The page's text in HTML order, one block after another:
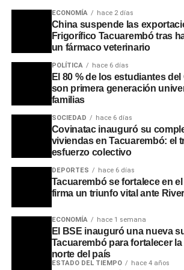
Asimismo, se recordaron las
en pleno apogeo de sus bailes
pausaba la música para brindar
ECONOMÍA hace 2 días
China suspende las
Frigorífico Tacuarembó tras
un fármaco veterinario
POLÍTICA hace 6 días
El 80 % de los estudiantes
son primera generación
familias
SOCIEDAD hace 6 días
Covinatac inauguró su
viviendas en Tacuarembó: el
esfuerzo colectivo
DEPORTES hace 6 días
Tacuarembó se fortalece en
firma un triunfo vital ante
ECONOMÍA hace 1 semana
El BSE inauguró una nueva
Tacuarembó para fortalecer la
norte del país
ESTADO DEL TIEMPO hace 4 años